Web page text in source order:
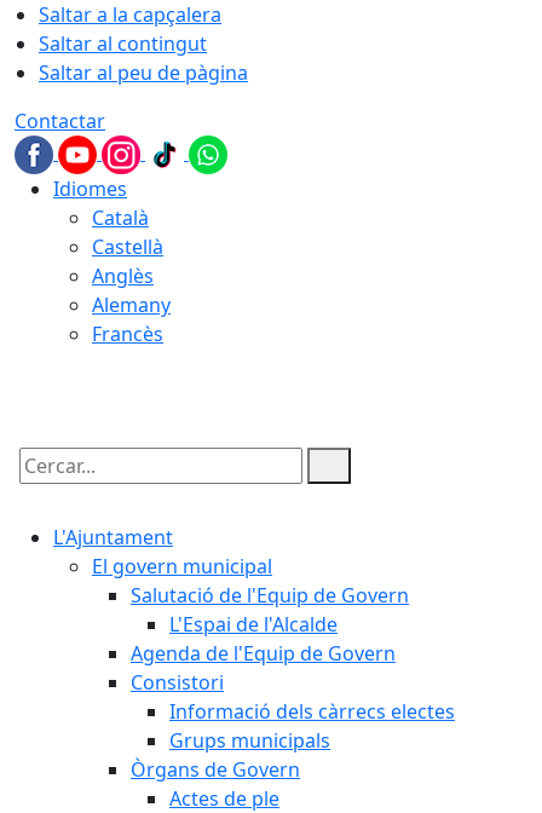
Saltar a la capçalera
Saltar al contingut
Saltar al peu de pàgina
Contactar
Idiomes
Català
Castellà
Anglès
Alemany
Francès
Cercar:
L'Ajuntament
El govern municipal
Salutació de l'Equip de Govern
L'Espai de l'Alcalde
Agenda de l'Equip de Govern
Consistori
Informació dels càrrecs electes
Grups municipals
Òrgans de Govern
Actes de ple